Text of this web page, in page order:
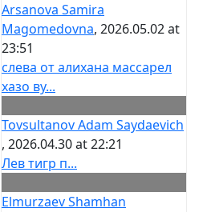
Arsanova Samira
Magomedovna, 2026.05.02 at
23:51
слева от алихана массарел
хазо ву...
Tovsultanov Adam Saydaevich
, 2026.04.30 at 22:21
Лев тигр п...
Elmurzaev Shamhan